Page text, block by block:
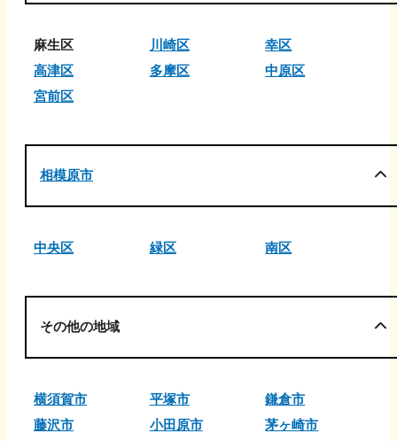
麻生区 川崎区
幸区
高津区
多摩区
中原区
宮前区
相模原市
中央区 緑区 南区
その他の地域
横須賀市 平塚市
鎌倉市
藤沢市
小田原市
茅ヶ崎市